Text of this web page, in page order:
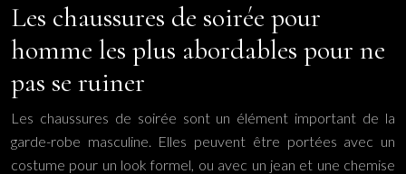
Les chaussures de soirée pour
homme les plus abordables pour ne
pas se ruiner
Les chaussures de soirée sont un élément important de la
garde-robe masculine. Elles peuvent être portées avec un
costume pour un look formel, ou avec un jean et une chemise